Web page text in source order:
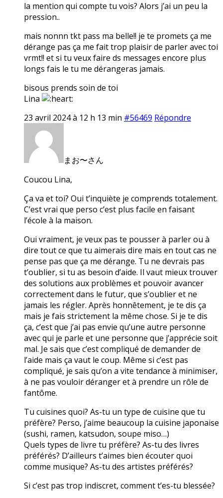
la mention qui compte tu vois? Alors j’ai un peu la
pression..
mais nonnn tkt pass ma belle!! je te promets ça me
dérange pas ça me fait trop plaisir de parler avec toi
vrmt!! et si tu veux faire ds messages encore plus
longs fais le tu me dérangeras jamais.
bisous prends soin de toi
Lina
23 avril 2024 à 12 h 13 min #56469 Répondre
まお〜さん
Coucou Lina,
Ça va et toi? Oui t’inquiète je comprends totalement.
C’est vrai que perso c’est plus facile en faisant
l’école à la maison.
Oui vraiment, je veux pas te pousser à parler ou à
dire tout ce que tu aimerais dire mais en tout cas ne
pense pas que ça me dérange. Tu ne devrais pas
t’oublier, si tu as besoin d’aide. Il vaut mieux trouver
des solutions aux problèmes et pouvoir avancer
correctement dans le futur, que s’oublier et ne
jamais les régler. Après honnêtement, je te dis ça
mais je fais strictement la même chose. Si je te dis
ça, c’est que j’ai pas envie qu’une autre personne
avec qui je parle et une personne que j’apprécie soit
mal. Je sais que c’est compliqué de demander de
l’aide mais ça vaut le coup. Même si c’est pas
compliqué, je sais qu’on a vite tendance à minimiser,
à ne pas vouloir déranger et à prendre un rôle de
fantôme.
Tu cuisines quoi? As-tu un type de cuisine que tu
préfère? Perso, j’aime beaucoup la cuisine japonaise
(sushi, ramen, katsudon, soupe miso…)
Quels types de livre tu préfère? As-tu des livres
préférés? D’ailleurs t’aimes bien écouter quoi
comme musique? As-tu des artistes préférés?
Si c’est pas trop indiscret, comment t’es-tu blessée?